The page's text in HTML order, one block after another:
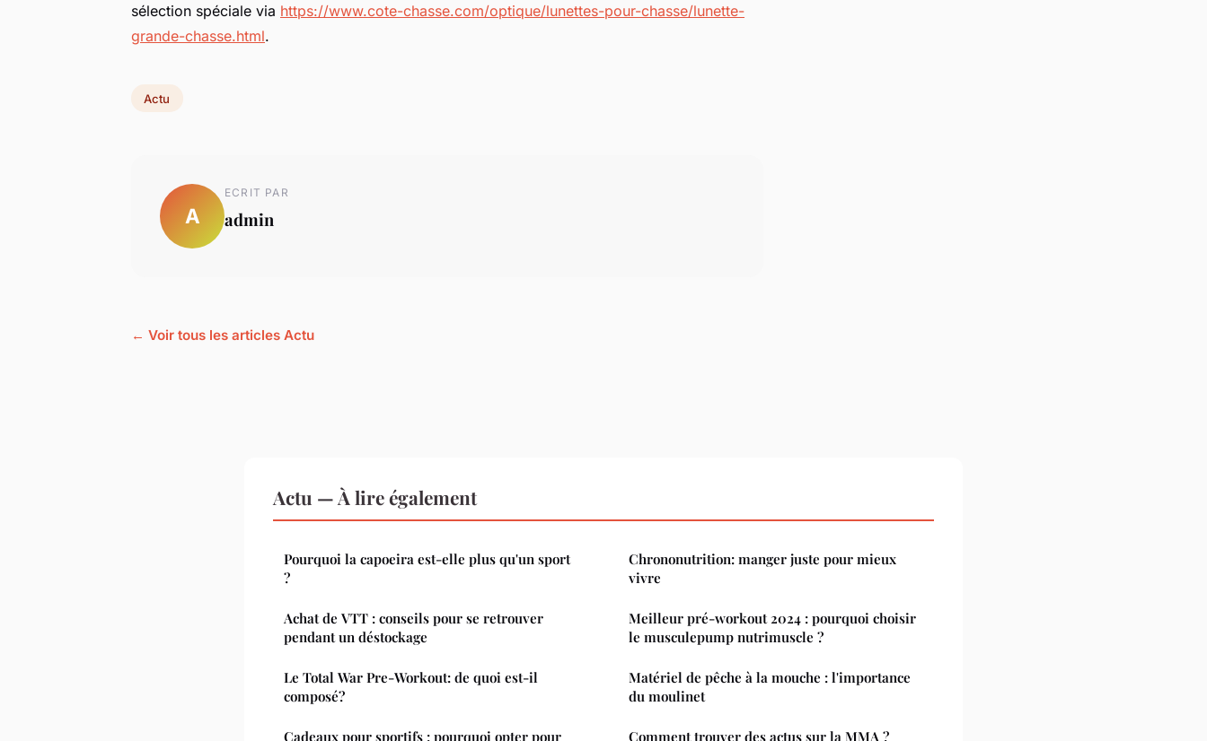
sélection spéciale via https://www.cote-chasse.com/optique/lunettes-pour-chasse/lunette-
grande-chasse.html.
Actu
A
ECRIT PAR
admin
← Voir tous les articles Actu
Actu — À lire également
Pourquoi la capoeira est-elle plus qu'un sport
?
Achat de VTT : conseils pour se retrouver
pendant un déstockage
Le Total War Pre-Workout: de quoi est-il
composé?
Cadeaux pour sportifs : pourquoi opter pour
Chrononutrition: manger juste pour mieux
vivre
Meilleur pré-workout 2024 : pourquoi choisir
le musculepump nutrimuscle ?
Matériel de pêche à la mouche : l'importance
du moulinet
Comment trouver des actus sur la MMA ?